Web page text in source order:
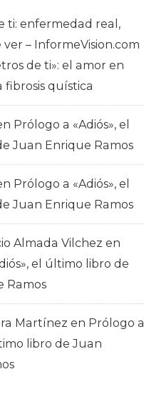
ti: enfermedad real,
– InformeVision.com
de ti»: el amor en
fibrosis quística
Prólogo a «Adiós», el
Juan Enrique Ramos
Prólogo a «Adiós», el
Juan Enrique Ramos
Almada Vilchez en
el último libro de
Ramos
Martínez en Prólogo a
libro de Juan